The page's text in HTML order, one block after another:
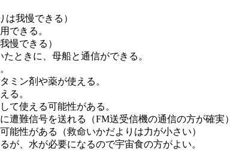
我慢できる）
できる。
慢できる）
ときに、母船と通信ができる。
ミン剤や薬が使える。
る。
て使える可能性がある。
遭難信号を送れる（FM送受信機の通信の方が確実）
能性がある（救命いかだよりは力が小さい）
が、水が必要になるので宇宙食の方がよい。